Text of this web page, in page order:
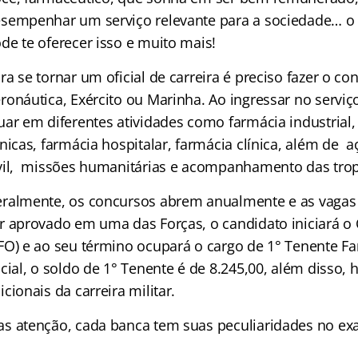
um serviço relevante para a sociedade…
te oferecer isso e muito mais!
se tornar um oficial de carreira é preciso fazer o
Exército ou Marinha. Ao ingressar no
em diferentes atividades como farmácia
farmácia hospitalar, farmácia clínica, além de
missões humanitárias e acompanhamento das
os concursos abrem anualmente e as
aprovado em uma das Forças, o candidato iniciará o
e ao seu término ocupará o cargo de 1° Tenente
o soldo de 1° Tenente é de 8.245,00, além disso,
da carreira militar.
atenção, cada banca tem suas peculiaridades no